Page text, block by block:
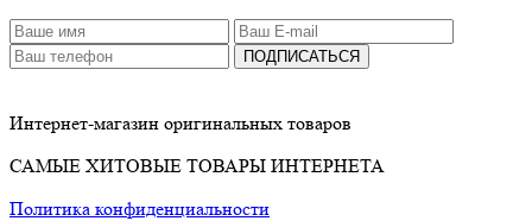
ПОДПИСАТЬСЯ
Интернет-магазин оригинальных товаров
САМЫЕ ХИТОВЫЕ ТОВАРЫ ИНТЕРНЕТА
Политика конфиденциальности